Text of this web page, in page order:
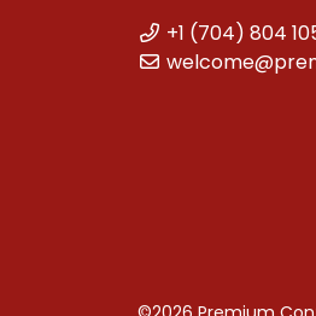
+1 (704) 804